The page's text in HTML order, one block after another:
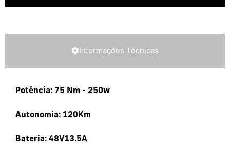
Informações Técnicas
Potência: 75 Nm - 250w
Autonomia: 120Km
Bateria: 48V13.5A